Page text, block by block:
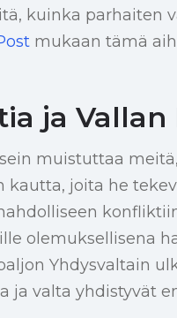
kuinka parhaiten
mukaan tämä
ja Vallan
muistuttaa
kautta, joita he
olemuksellisena
Yhdysvaltain
ja valta yhdistyvät